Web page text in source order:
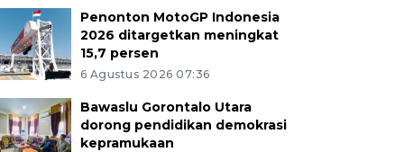
Penonton MotoGP Indonesia
2026 ditargetkan meningkat
15,7 persen
6 Agustus 2026 07:36
Bawaslu Gorontalo Utara
dorong pendidikan demokrasi
kepramukaan